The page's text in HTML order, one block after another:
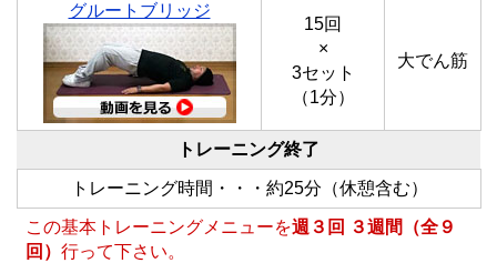
グルートブリッジ
15回
×
3セット
（1分）
大でん筋
トレーニング終了
トレーニング時間・・・約25分（休憩含む）
この基本トレーニングメニューを週３回 ３週間（全９
回） 行って下さい。